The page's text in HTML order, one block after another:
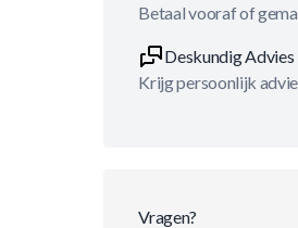
Betaal vooraf of
Deskundig Advies
Krijg persoonlijk
Vragen?